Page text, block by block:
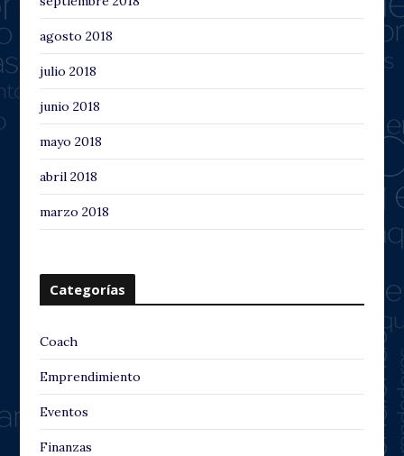
agosto 2018
julio 2018
junio 2018
mayo 2018
abril 2018
marzo 2018
Categorías
Coach
Emprendimiento
Eventos
Finanzas